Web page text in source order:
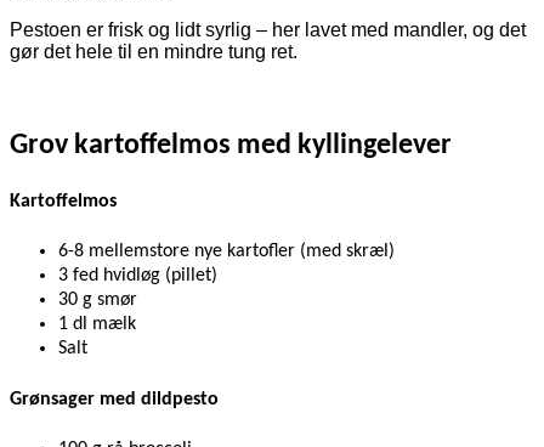
Pestoen er frisk og lidt syrlig – her lavet med mandler, og det
gør det hele til en mindre tung ret.
Grov kartoffelmos med kyllingelever
Kartoffelmos
6-8 mellemstore nye kartofler (med skræl)
3 fed hvidløg (pillet)
30 g smør
1 dl mælk
Salt
Grønsager med dildpesto